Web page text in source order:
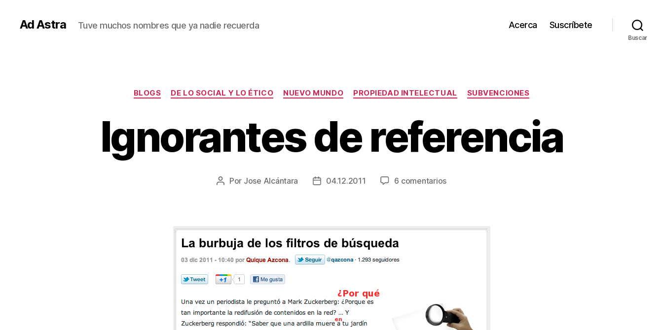
Ad Astra Tuve muchos nombres que ya nadie recuerda Acerca Suscríbete
Buscar
Categorías
BLOGS DE LO SOCIAL Y LO ÉTICO NUEVO MUNDO PROPIEDAD INTELECTUAL SUBVENCIONES
Ignorantes de referencia
Autor
Por Jose Alcántara
Fecha04.12.2011 6 comentariosen